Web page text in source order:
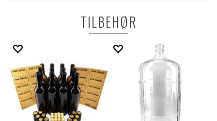
TILBEHØR